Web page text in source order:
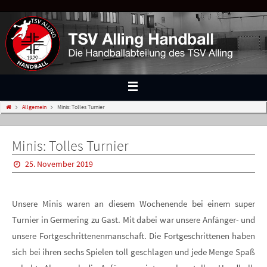
Allgemein Minis: Tolles Turnier
Minis: Tolles Turnier
25. November 2019
Unsere Minis waren an diesem Wochenende bei einem super
Turnier in Germering zu Gast. Mit dabei war unsere Anfänger- und
unsere Fortgeschrittenenmanschaft. Die Fortgeschrittenen haben
sich bei ihren sechs Spielen toll geschlagen und jede Menge Spaß